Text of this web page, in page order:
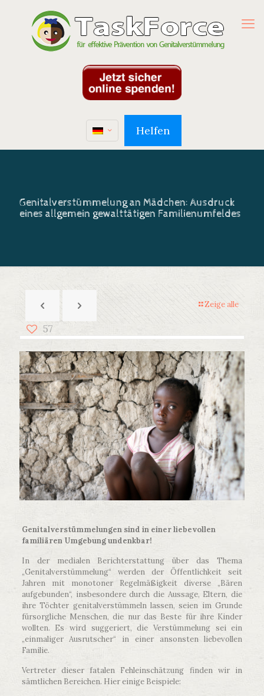
Helfen
Genitalverstümmelung an Mädchen: Ausdruck
eines allgemein gewalttätigen Familienumfeldes
Zeige alle
57
Genitalverstümmelungen sind in einer liebevollen
familiären Umgebung undenkbar!
In der medialen Berichterstattung über das Thema
„Genitalverstümmelung“ werden der Öffentlichkeit seit
Jahren mit monotoner Regelmäßigkeit diverse „Bären
aufgebunden“, insbesondere durch die Aussage, Eltern, die
ihre Töchter genitalverstümmeln lassen, seien im Grunde
fürsorgliche Menschen, die nur das Beste für ihre Kinder
wollten. Es wird suggeriert, die Verstümmelung sei ein
„einmaliger Ausrutscher“ in einer ansonsten liebevollen
Familie.
Vertreter dieser fatalen Fehleinschätzung finden wir in
sämtlichen Bereichen. Hier einige Beispiele: